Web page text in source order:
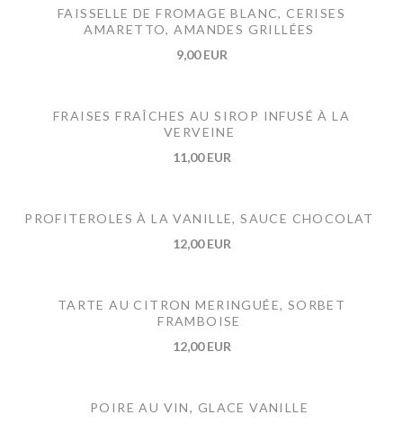
FAISSELLE DE FROMAGE BLANC, CERISES
AMARETTO, AMANDES GRILLÉES
9,00 EUR
FRAISES FRAÎCHES AU SIROP INFUSÉ À LA
VERVEINE
11,00 EUR
PROFITEROLES À LA VANILLE, SAUCE CHOCOLAT
12,00 EUR
TARTE AU CITRON MERINGUÉE, SORBET
FRAMBOISE
12,00 EUR
POIRE AU VIN, GLACE VANILLE